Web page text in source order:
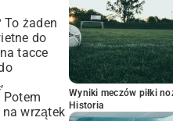
żaden
do
tacce
Potem
wrzątek
Wyniki meczów piłki
Historia